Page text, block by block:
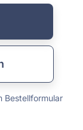
Bestellformular